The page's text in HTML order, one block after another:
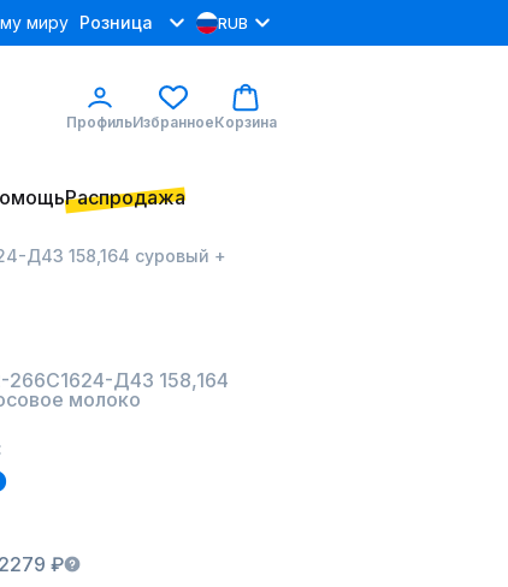
миру Розница RUB
ПрофильИзбранноеКорзина
Распродажа
Д43 158,164 суровый +
266С1624-Д43 158,164
молоко
₽